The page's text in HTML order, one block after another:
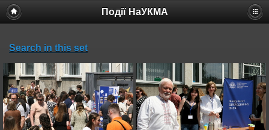
Події НаУКМА
Search in this set